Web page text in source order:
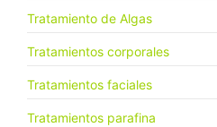
Tratamiento de Algas
Tratamientos corporales
Tratamientos faciales
Tratamientos parafina